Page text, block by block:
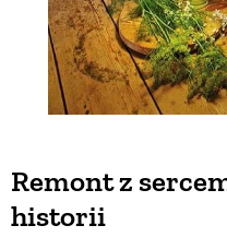
Remont z
historii